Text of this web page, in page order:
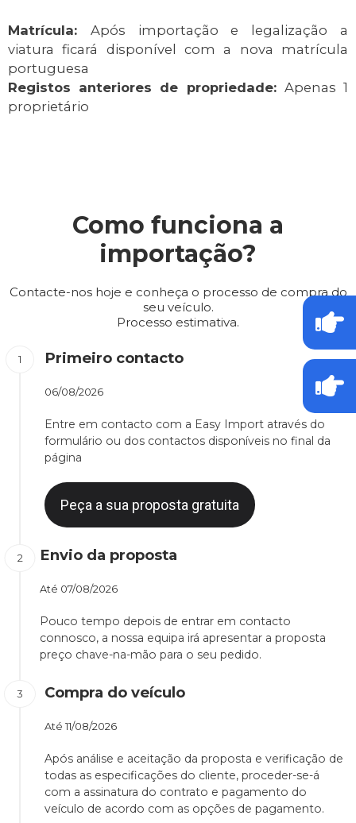
Matrícula: Após importação e legalização a
viatura ficará disponível com a nova matrícula
portuguesa
Registos anteriores de propriedade: Apenas 1
proprietário
Como funciona a
importação?
Contacte-nos hoje e conheça o processo de compra do
seu veículo.
Processo estimativa.
Primeiro contacto
06/08/2026
Entre em contacto com a Easy Import através do
formulário ou dos contactos disponíveis no final da
página
Peça a sua proposta gratuita
Envio da proposta
Até 07/08/2026
Pouco tempo depois de entrar em contacto
connosco, a nossa equipa irá apresentar a proposta
preço chave-na-mão para o seu pedido.
Compra do veículo
Até 11/08/2026
Após análise e aceitação da proposta e verificação de
todas as especificações do cliente, proceder-se-á
com a assinatura do contrato e pagamento do
veículo de acordo com as opções de pagamento.